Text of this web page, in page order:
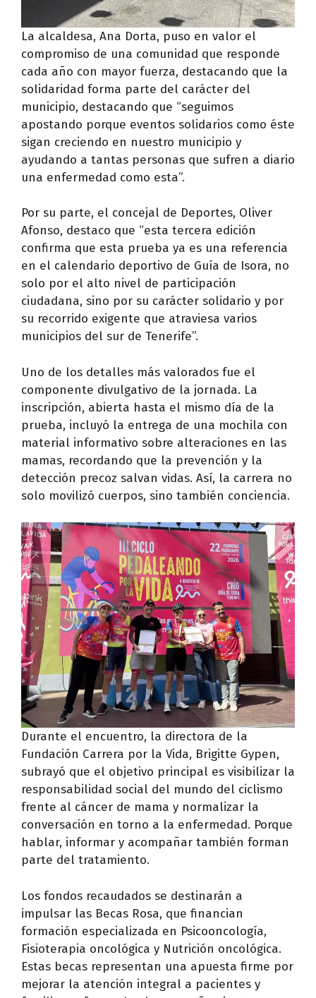
La alcaldesa, Ana Dorta, puso en valor el
compromiso de una comunidad que responde
cada año con mayor fuerza, destacando que la
solidaridad forma parte del carácter del
municipio, destacando que “seguimos
apostando porque eventos solidarios como éste
sigan creciendo en nuestro municipio y
ayudando a tantas personas que sufren a diario
una enfermedad como esta”.
Por su parte, el concejal de Deportes, Oliver
Afonso, destaco que “esta tercera edición
confirma que esta prueba ya es una referencia
en el calendario deportivo de Guía de Isora, no
solo por el alto nivel de participación
ciudadana, sino por su carácter solidario y por
su recorrido exigente que atraviesa varios
municipios del sur de Tenerife”.
Uno de los detalles más valorados fue el
componente divulgativo de la jornada. La
inscripción, abierta hasta el mismo día de la
prueba, incluyó la entrega de una mochila con
material informativo sobre alteraciones en las
mamas, recordando que la prevención y la
detección precoz salvan vidas. Así, la carrera no
solo movilizó cuerpos, sino también conciencia.
Durante el encuentro, la directora de la
Fundación Carrera por la Vida, Brigitte Gypen,
subrayó que el objetivo principal es visibilizar la
responsabilidad social del mundo del ciclismo
frente al cáncer de mama y normalizar la
conversación en torno a la enfermedad. Porque
hablar, informar y acompañar también forman
parte del tratamiento.
Los fondos recaudados se destinarán a
impulsar las Becas Rosa, que financian
formación especializada en Psicooncología,
Fisioterapia oncológica y Nutrición oncológica.
Estas becas representan una apuesta firme por
mejorar la atención integral a pacientes y